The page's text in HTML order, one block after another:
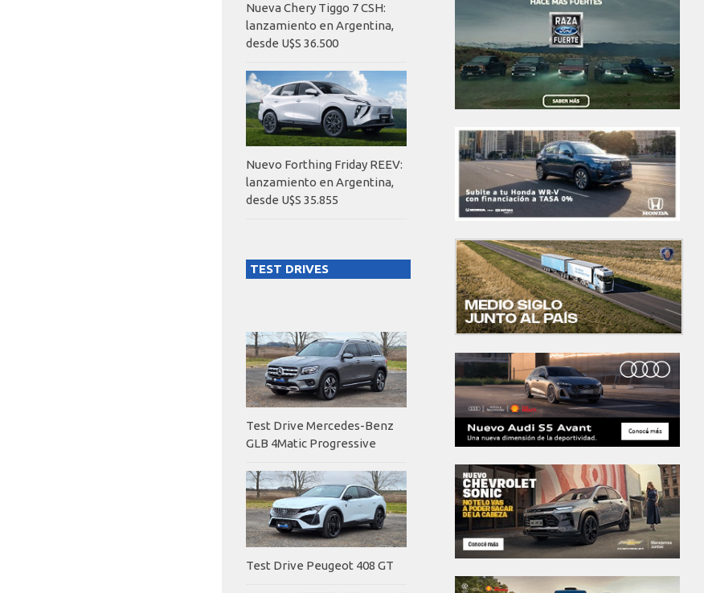
Nueva Chery Tiggo 7 CSH:
lanzamiento en Argentina,
desde U$S 36.500
Nuevo Forthing Friday REEV:
lanzamiento en Argentina,
desde U$S 35.855
TEST DRIVES
Test Drive Mercedes-Benz
GLB 4Matic Progressive
Test Drive Peugeot 408 GT